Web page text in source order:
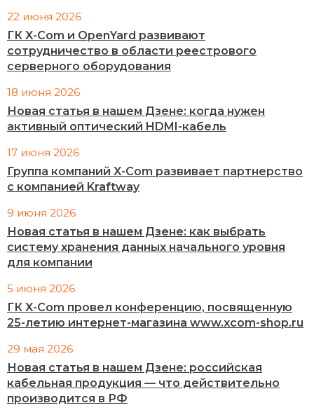
22 июня 2026
ГК X-Com и OpenYard развивают
сотрудничество в области реестрового
серверного оборудования
18 июня 2026
Новая статья в нашем Дзене: когда нужен
активный оптический HDMI-кабель
17 июня 2026
Группа компаний X-Com развивает партнерство
с компанией Kraftway
9 июня 2026
Новая статья в нашем Дзене: как выбрать
систему хранения данных начального уровня
для компании
5 июня 2026
ГК X-Com провел конференцию, посвященную
25-летию интернет-магазина www.xcom-shop.ru
29 мая 2026
Новая статья в нашем Дзене: российская
кабельная продукция — что действительно
производится в РФ